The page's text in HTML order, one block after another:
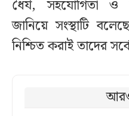
ধৈর্য, সহযোগিতা ও
জানিয়ে সংস্থাটি
নিশ্চিত করাই তাদের